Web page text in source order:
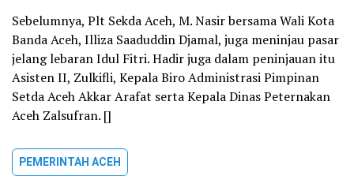
Sebelumnya, Plt Sekda Aceh, M. Nasir bersama Wali Kota
Banda Aceh, Illiza Saaduddin Djamal, juga meninjau pasar
jelang lebaran Idul Fitri. Hadir juga dalam peninjauan itu
Asisten II, Zulkifli, Kepala Biro Administrasi Pimpinan
Setda Aceh Akkar Arafat serta Kepala Dinas Peternakan
Aceh Zalsufran. []
PEMERINTAH ACEH